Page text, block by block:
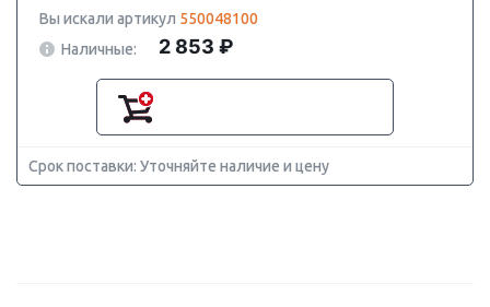
Вы искали артикул 550048100
Наличные:
2 853 ₽
Срок поставки: Уточняйте наличие и цену